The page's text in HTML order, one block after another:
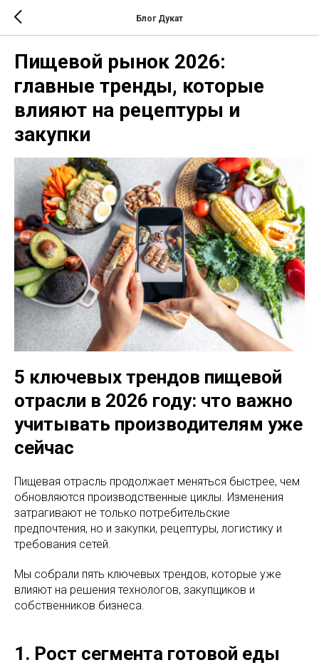
Блог Дукат
Пищевой рынок 2026:
главные тренды, которые
влияют на рецептуры и
закупки
5 ключевых трендов пищевой
отрасли в 2026 году: что важно
учитывать производителям уже
сейчас
Пищевая отрасль продолжает меняться быстрее, чем
обновляются производственные циклы. Изменения
затрагивают не только потребительские
предпочтения, но и закупки, рецептуры, логистику и
требования сетей.
Мы собрали пять ключевых трендов, которые уже
влияют на решения технологов, закупщиков и
собственников бизнеса.
1. Рост сегмента готовой еды